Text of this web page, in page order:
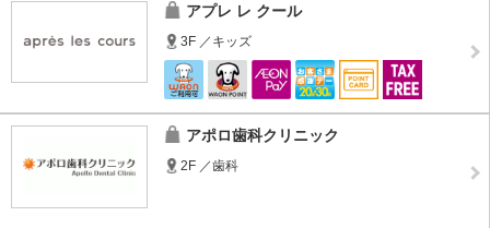
アプレ レ クール
3F ／キッズ
アポロ歯科クリニック
2F ／歯科